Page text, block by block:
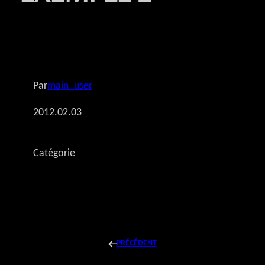
Parmain_user
2012.02.03
Catégorie
←PRÉCÉDENT